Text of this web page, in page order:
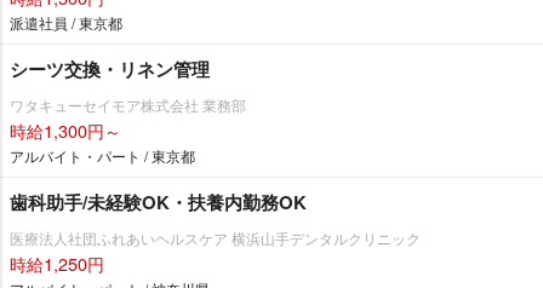
派遣社員 / 東京都
シーツ交換・リネン管理
ワタキューセイモア株式会社 業務部
時給1,300円～
アルバイト・パート / 東京都
歯科助手/未経験OK・扶養内勤務OK
医療法人社団ふれあいヘルスケア 横浜山手デンタルクリニック
時給1,250円